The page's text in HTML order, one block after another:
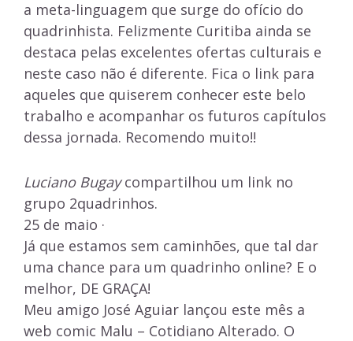
a meta-linguagem que surge do ofício do
quadrinhista. Felizmente Curitiba ainda se
destaca pelas excelentes ofertas culturais e
neste caso não é diferente. Fica o link para
aqueles que quiserem conhecer este belo
trabalho e acompanhar os futuros capítulos
dessa jornada. Recomendo muito!!
Luciano Bugaycompartilhou um link no
grupo 2quadrinhos.
25 de maio ·
Já que estamos sem caminhões, que tal dar
uma chance para um quadrinho online? E o
melhor, DE GRAÇA!
Meu amigo José Aguiar lançou este mês a
web comic Malu – Cotidiano Alterado. O